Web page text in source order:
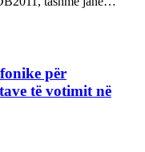
për
të votimit në